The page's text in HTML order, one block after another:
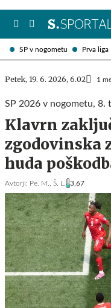
SP v nogometu Prva liga
Petek, 19. 6. 2026, 6.02 1
SP 2026 v nogometu, 8.
Klavrn
zgodovinska
huda
Avtorji: Pe. M., Š. L. 3,67